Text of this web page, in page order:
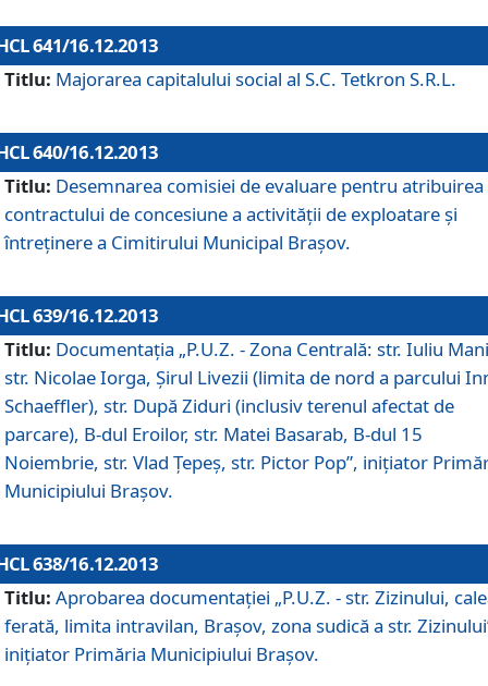
641/16.12.2013
Titlu: Majorarea capitalului social al S.C. Tetkron S.R.L.
640/16.12.2013
Titlu: Desemnarea comisiei de evaluare pentru atribuirea
contractului de concesiune a activităţii de exploatare şi
întreţinere a Cimitirului Municipal Braşov.
639/16.12.2013
Titlu: Documentaţia „P.U.Z. - Zona Centrală: str. Iuliu
str. Nicolae Iorga, Şirul Livezii (limita de nord a parcului
Schaeffler), str. După Ziduri (inclusiv terenul afectat de
parcare), B-dul Eroilor, str. Matei Basarab, B-dul 15
Noiembrie, str. Vlad Ţepeş, str. Pictor Pop”, iniţiator
Municipiului Braşov.
638/16.12.2013
Titlu: Aprobarea documentaţiei „P.U.Z. - str. Zizinului,
ferată, limita intravilan, Braşov, zona sudică a str.
iniţiator Primăria Municipiului Braşov.